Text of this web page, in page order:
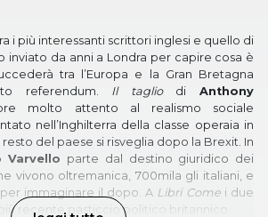
i più interessanti scrittori inglesi e quello di
inviato da anni a Londra per capire cosa è
tra l’Europa e la Gran Bretagna
referendum. Il tagliodiAnthony
molto attento al realismo sociale
nell’Inghilterra della classe operaia in
del paese si risveglia dopo la Brexit. In
Varvello parte dal destino giuridico dei
vivono oltremanica, 700mila gli italiani, e
immaginare il dopo. A Libri Comei due
recente pasticcio politico britannico.